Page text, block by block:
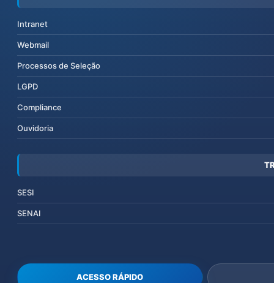
Intranet
Webmail
Processos de Seleção
LGPD
Compliance
Ouvidoria
SESI
SENAI
ACESSO RÁPIDO